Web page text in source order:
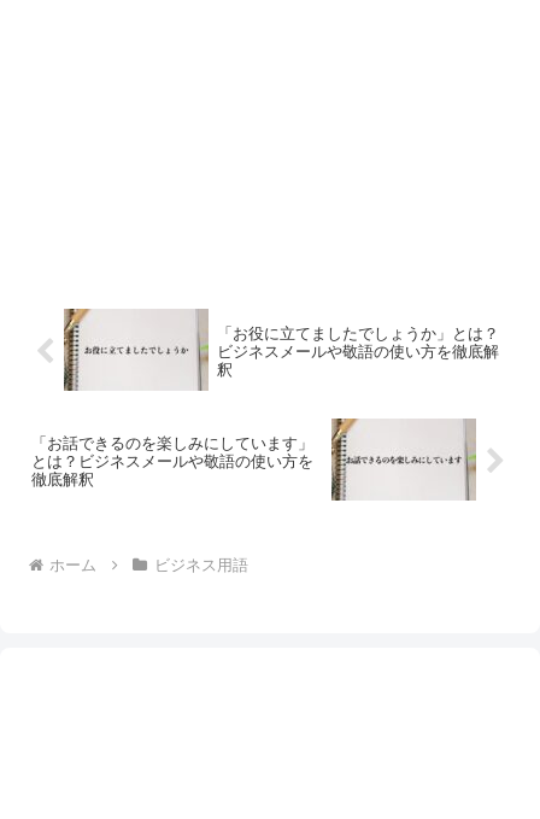
「お役に立てましたでしょうか」とは？
ビジネスメールや敬語の使い方を徹底解
釈
「お話できるのを楽しみにしています」
とは？ビジネスメールや敬語の使い方を
徹底解釈
ホーム ビジネス用語